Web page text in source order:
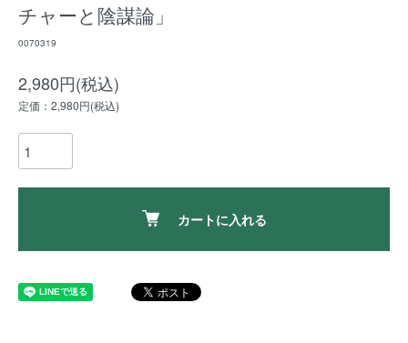
チャーと陰謀論」
0070319
2,980円(税込)
定価：2,980円(税込)
カートに入れる